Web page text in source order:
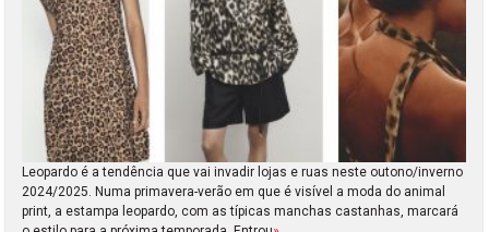
Leopardo é a tendência que vai invadir lojas e ruas neste outono/inverno
2024/2025. Numa primavera-verão em que é visível a moda do animal
print, a estampa leopardo, com as típicas manchas castanhas, marcará